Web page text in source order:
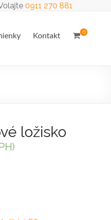
0911 270 881
0
Kontakt
ložisko